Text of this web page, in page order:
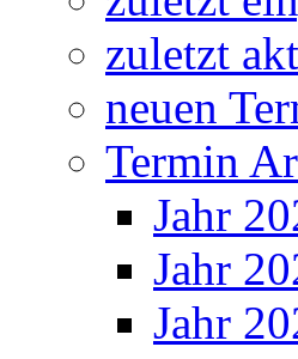
zuletzt
neuen
Termin
Jahr
Jahr
Jahr